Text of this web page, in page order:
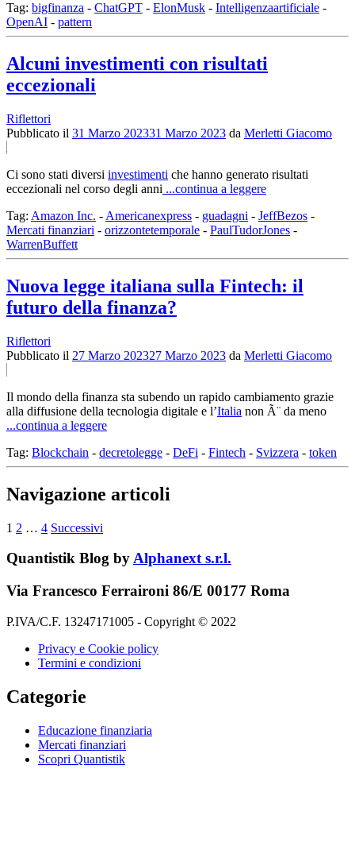
Tag: bigfinanza - ChatGPT - ElonMusk - Intelligenzaartificiale -
OpenAI - pattern
Alcuni investimenti con risultati
eccezionali
Riflettori
Pubblicato il 31 Marzo 202331 Marzo 2023 da Merletti Giacomo
Ci sono stati diversi investimenti che hanno generato risultati
eccezionali nel corso degli anni ...continua a leggere
Tag: Amazon Inc. - Americanexpress - guadagni - JeffBezos -
Mercati finanziari - orizzontetemporale - PaulTudorJones -
WarrenBuffett
Nuova legge italiana sulla Fintech: il
futuro della finanza?
Riflettori
Pubblicato il 27 Marzo 202327 Marzo 2023 da Merletti Giacomo
Il mondo della finanza sta subendo un rapido cambiamento grazie
alla diffusione della tecnologia digitale e l’Italia non Ã¨ da meno
...continua a leggere
Tag: Blockchain - decretolegge - DeFi - Fintech - Svizzera - token
Navigazione articoli
1 2 … 4 Successivi
Quantistik Blog byAlphanext s.r.l.
Via Francesco Ferraironi 86/E 00177 Roma
P.IVA/C.F. 13247171005 - Copyright © 2022
Privacy e Cookie policy
Termini e condizioni
Categorie
Educazione finanziaria
Mercati finanziari
Scopri Quantistik